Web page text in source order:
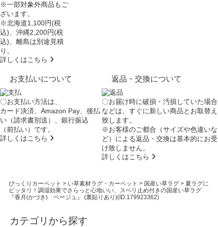
※一部対象外商品もご
ざいます。
※北海道1,100円(税
込)、沖縄2,200円(税
込)、離島は別途見積
り。
詳しくはこちら
お支払いについて
〇お支払い方法は、
カード決済、Amazon Pay、後払
い（請求書別送）、銀行振込
（前払い）です。
詳しくはこちら
返品・交換について
〇お届け時に破損・汚損していた場合
などは、すぐに新しい商品とお取替え
致します。
※お客様のご都合（サイズや色違いな
ど）による返品・交換は基本的にお受
け致しません。
詳しくはこちら
びっくりカーペット > い草素材ラグ・カーペット > 国産い草ラグ> 夏ラグに
ピッタリ！調湿効果でさらっと心地いい、スベリ止め付きの国産い草ラグ
『香月(かづき) ベージュ』 (裏貼りあり)(ID:179923362)
カテゴリから探す